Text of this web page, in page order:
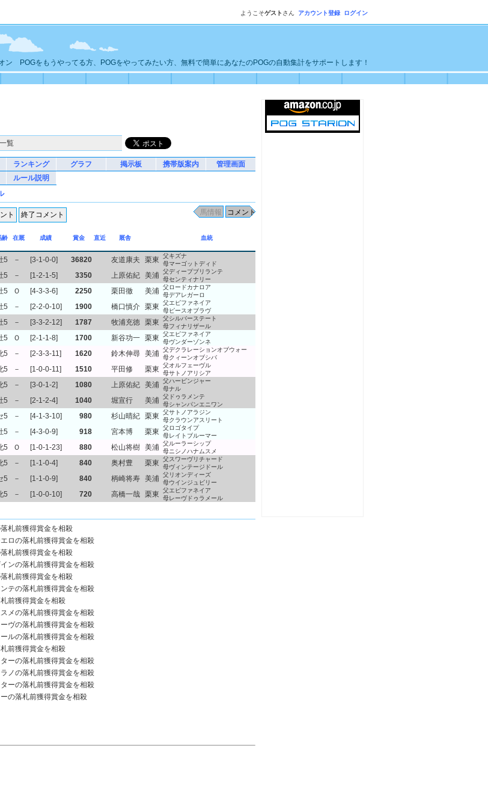
ようこそゲスト さん アカウント登録 ログイン
ン POGをもうやってる方、POGをやってみたい方、無料で簡単にあなたのPOGの自動集計をサポートします！
覧
ランキング グラフ 掲示板 携帯版案内
管理画面
ルール説明
齢 在厩 成績 賞金 直近 厩舎 血統
5 － [3-1-0-0] 36820 友道康夫 栗東
父キズナ
母マーゴットディド
5 － [1-2-1-5] 3350 上原佑紀 美浦 父ディープブリランテ
母センティナリー
5 Ｏ [4-3-3-6] 2250 栗田徹 美浦 父ロードカナロア
母デアレガーロ
5 － [2-2-0-10] 1900 橋口慎介 栗東
父エピファネイア
母ピースオブラヴ
5 － [3-3-2-12] 1787 牧浦充徳 栗東
父シルバーステート
母フィナリザール
5 Ｏ [2-1-1-8] 1700 新谷功一 栗東
父エピファネイア
母ヴンダーゾンネ
5 － [2-3-3-11] 1620 鈴木伸尋 美浦 父デクラレーションオブウォー
母クィーンオブシバ
5 － [1-0-0-11] 1510 平田修 栗東
父オルフェーヴル
母サトノアリシア
5 － [3-0-1-2] 1080 上原佑紀 美浦 父ハービンジャー
母ナル
5 － [2-1-2-4] 1040 堀宣行 美浦 父ドゥラメンテ
母シャンパンエニワン
5 － [4-1-3-10] 980 杉山晴紀 栗東
父サトノアラジン
母クラウンアスリート
5 － [4-3-0-9] 918 宮本博 栗東
父ロゴタイプ
母レイトブルーマー
5 Ｏ [1-0-1-23] 880 松山将樹 美浦 父ルーラーシップ
母ニシノハナムスメ
5 － [1-1-0-4] 840 奥村豊 栗東
父スワーヴリチャード
母ヴィンテージドール
5 － [1-1-0-9] 840 柄崎将寿 美浦 父リオンディーズ
母ウインジュビリー
5 － [1-0-0-10] 720 高橋一哉 栗東
父エピファネイア
母レーヴドゥラメール
札前獲得賞金を相殺
ロの落札前獲得賞金を相殺
札前獲得賞金を相殺
ンの落札前獲得賞金を相殺
札前獲得賞金を相殺
テの落札前獲得賞金を相殺
前獲得賞金を相殺
メの落札前獲得賞金を相殺
ヴの落札前獲得賞金を相殺
ルの落札前獲得賞金を相殺
前獲得賞金を相殺
ーの落札前獲得賞金を相殺
ノの落札前獲得賞金を相殺
ーの落札前獲得賞金を相殺
の落札前獲得賞金を相殺